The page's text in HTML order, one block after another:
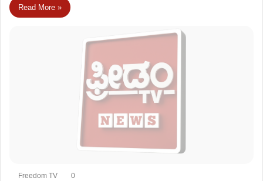
Read More »
Freedom TV 0